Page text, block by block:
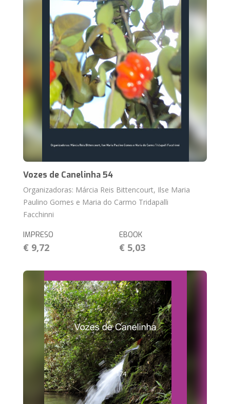
Vozes de Canelinha 54
Organizadoras: Márcia Reis Bittencourt, Ilse Maria
Paulino Gomes e Maria do Carmo Tridapalli
Facchinni
IMPRESO
€ 9,72
EBOOK
€ 5,03